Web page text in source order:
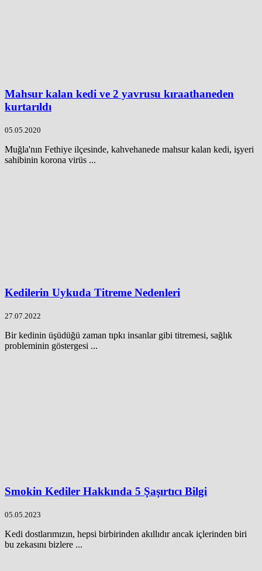
Mahsur kalan kedi ve 2 yavrusu kıraathaneden
kurtarıldı
05.05.2020
Muğla'nın Fethiye ilçesinde, kahvehanede mahsur kalan kedi, işyeri
sahibinin korona virüs ...
Kedilerin Uykuda Titreme Nedenleri
27.07.2022
Bir kedinin üşüdüğü zaman tıpkı insanlar gibi titremesi, sağlık
probleminin göstergesi ...
Smokin Kediler Hakkında 5 Şaşırtıcı Bilgi
05.05.2023
Kedi dostlarımızın, hepsi birbirinden akıllıdır ancak içlerinden biri
bu zekasını bizlere ...